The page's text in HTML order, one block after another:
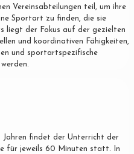
Vereinsabteilungen teil, um ihre
Sportart zu finden, die sie
liegt der Fokus auf der gezielten
und koordinativen Fähigkeiten,
und sportartspezifische
Jahren findet der Unterricht der
für jeweils 60 Minuten statt. In